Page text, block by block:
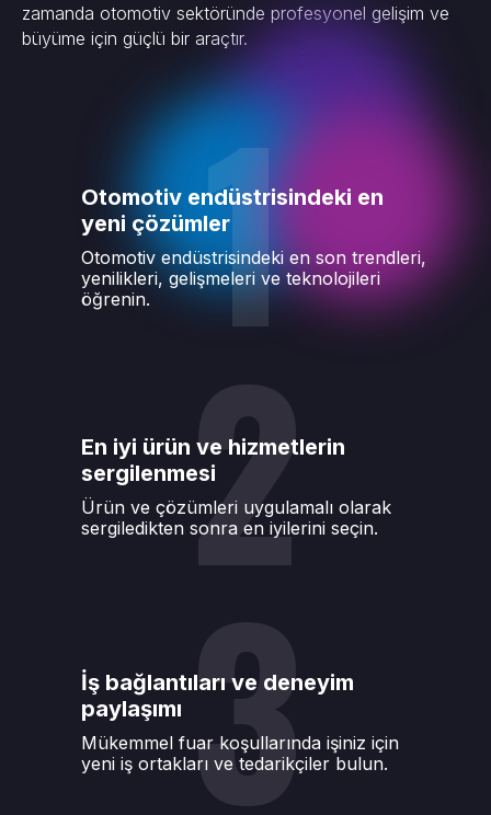
zamanda otomotiv sektöründe profesyonel gelişim ve
büyüme için güçlü bir araçtır.
Otomotiv endüstrisindeki en son trendleri,
yenilikleri, gelişmeleri ve teknolojileri
öğrenin.
Otomotiv endüstrisindeki en
yeni çözümler1
3
2
Mükemmel fuar koşullarında işiniz için
yeni iş ortakları ve tedarikçiler bulun.
İş bağlantıları ve deneyim
paylaşımı
Ürün ve çözümleri uygulamalı olarak
sergiledikten sonra en iyilerini seçin.
En iyi ürün ve hizmetlerin
sergilenmesi